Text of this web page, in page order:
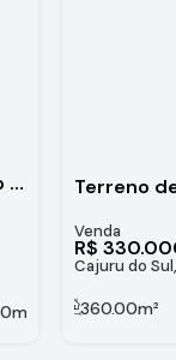
Terreno 360m² no Condomínio Villa Verona Sorocaba/SP
m
R$
Cajuru do
360.00m²